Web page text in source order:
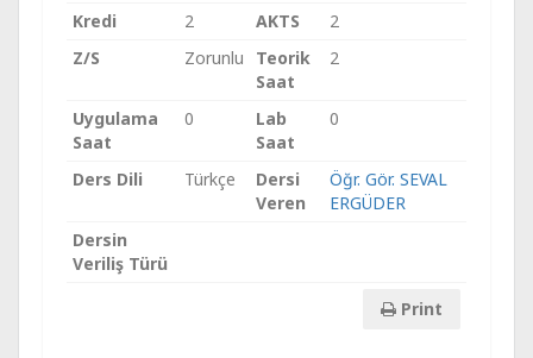
Kredi 2 AKTS
2
Z/S
Zorunlu
Teorik
Saat
2
Uygulama
Saat
0
Lab
Saat
0
Ders Dili Türkçe
Dersi
Veren
Öğr. Gör. SEVAL
ERGÜDER
Dersin
Veriliş Türü
Print